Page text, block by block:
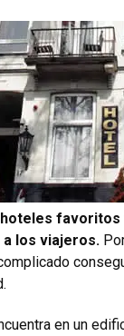
favoritos
los viajeros.
en un